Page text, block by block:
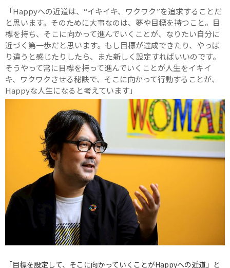
「Happyへの近道は、“イキイキ、ワクワク”を追求することだ
と思います。そのために大事なのは、夢や目標を持つこと。目
標を持ち、そこに向かって進んでいくことが、なりたい自分に
近づく第一歩だと思います。もし目標が達成できたり、やっぱ
り違うと感じたりしたら、また新しく設定すればいいのです。
そうやって常に目標を持って進んでいくことが人生をイキイ
キ、ワクワクさせる秘訣で、そこに向かって行動することが、
Happyな人生になると考えています」
「目標を設定して、そこに向かっていくことがHappyへの近道」と